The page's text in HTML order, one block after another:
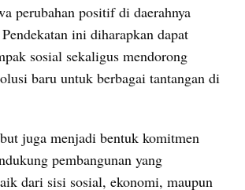
perubahan positif di daerahnya
ini diharapkan dapat
sosial sekaligus mendorong
baru untuk berbagai tantangan di
juga menjadi bentuk komitmen
pembangunan yang
dari sisi sosial, ekonomi, maupun